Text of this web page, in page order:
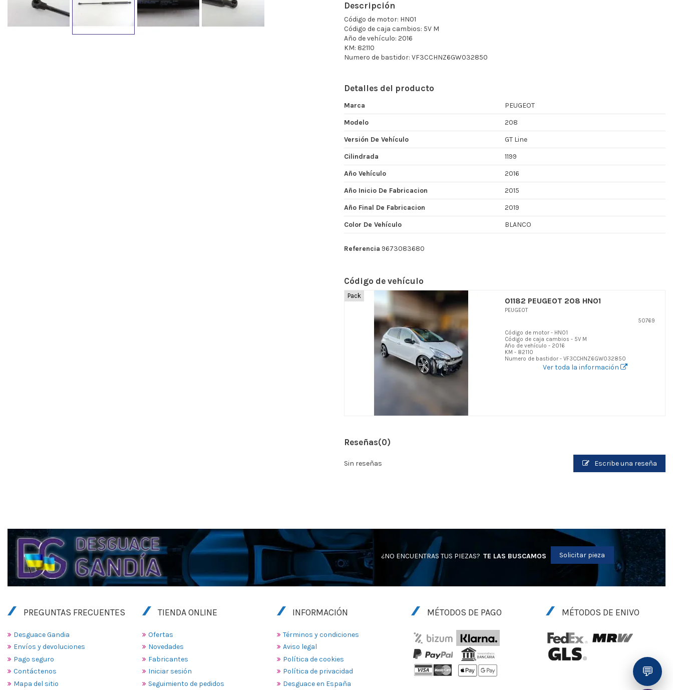
Descripción
Código de motor: HN01
Código de caja cambios: 5V M
Año de vehículo: 2016
KM: 82110
Numero de bastidor: VF3CCHNZ6GW032850
Detalles del producto
Marca
PEUGEOT
Modelo
208
Versión De Vehículo
GT Line
Cilindrada
1199
Año Vehículo
2016
Año Inicio De Fabricacion
2015
Año Final De Fabricacion
2019
Color De Vehículo
BLANCO
Referencia 9673083680
Código de vehículo
Pack
01182 PEUGEOT 208 HN01
PEUGEOT
50769
Código de motor - HN01
Código de caja cambios - 5V M
Año de vehículo - 2016
KM - 82110
Numero de bastidor - VF3CCHNZ6GW032850
Ver toda la información
Reseñas(0)
Sin reseñas Escribe una reseña
¿NO ENCUENTRAS TUS PIEZAS? TE LAS BUSCAMOS Solicitar pieza
PREGUNTAS FRECUENTES
Desguace Gandia
Envíos y devoluciones
Pago seguro
Contáctenos
Mapa del sitio
TIENDA ONLINE
Ofertas
Novedades
Fabricantes
Iniciar sesión
Seguimiento de pedidos
INFORMACIÓN
Términos y condiciones
Aviso legal
Política de cookies
Política de privacidad
Desguace en España
MÉTODOS DE PAGO MÉTODOS DE ENIVO
💬